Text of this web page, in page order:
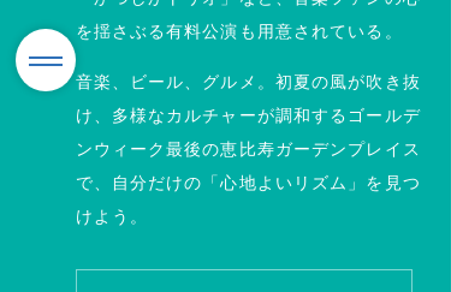
を揺さぶる有料公演も用意されている。
音楽、ビール、グルメ。初夏の風が吹き抜
け、多様なカルチャーが調和するゴールデ
ンウィーク最後の恵比寿ガーデンプレイス
で、自分だけの「心地よいリズム」を見つ
けよう。